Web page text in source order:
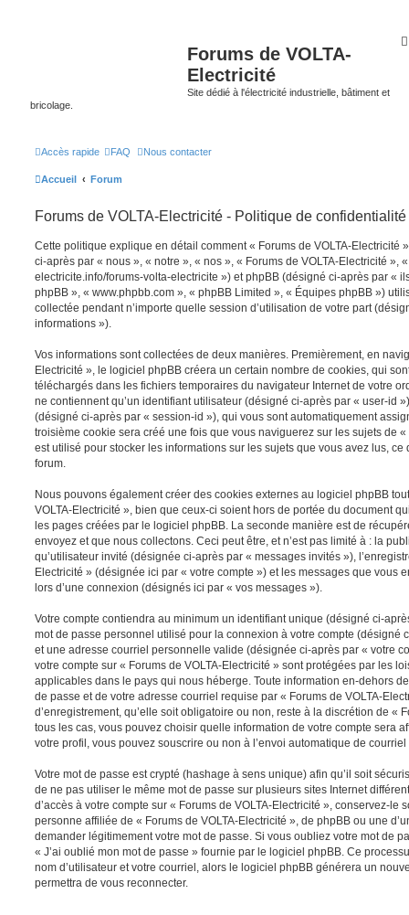
Forums de VOLTA-
Electricité
Site dédié à l'électricité industrielle, bâtiment et
bricolage.
Accès rapide FAQ Nous contacter
Accueil Forum
Forums de VOLTA-Electricité - Politique de confidentialité
Cette politique explique en détail comment « Forums de VOLTA-Electricité
ci-après par « nous », « notre », « nos », « Forums de VOLTA-Electricité »,
electricite.info/forums-volta-electricite ») et phpBB (désigné ci-après par «
phpBB », « www.phpbb.com », « phpBB Limited », « Équipes phpBB »)
collectée pendant n’importe quelle session d’utilisation de votre part
informations »).
Vos informations sont collectées de deux manières. Premièrement, en
Electricité », le logiciel phpBB créera un certain nombre de cookies, qui
téléchargés dans les fichiers temporaires du navigateur Internet de votre
ne contiennent qu’un identifiant utilisateur (désigné ci-après par « user-id
(désigné ci-après par « session-id »), qui vous sont automatiquement
troisième cookie sera créé une fois que vous naviguerez sur les sujets de «
est utilisé pour stocker les informations sur les sujets que vous avez lus,
forum.
Nous pouvons également créer des cookies externes au logiciel phpBB
VOLTA-Electricité », bien que ceux-ci soient hors de portée du document
les pages créées par le logiciel phpBB. La seconde manière est de
envoyez et que nous collectons. Ceci peut être, et n’est pas limité à : la
qu’utilisateur invité (désignée ci-après par « messages invités »),
Electricité » (désignée ici par « votre compte ») et les messages que vous
lors d’une connexion (désignés ici par « vos messages »).
Votre compte contiendra au minimum un identifiant unique (désigné ci-
mot de passe personnel utilisé pour la connexion à votre compte (désigné
et une adresse courriel personnelle valide (désignée ci-après par « votre
votre compte sur « Forums de VOLTA-Electricité » sont protégées par les
applicables dans le pays qui nous héberge. Toute information en-dehors
de passe et de votre adresse courriel requise par « Forums de VOLTA-
d’enregistrement, qu’elle soit obligatoire ou non, reste à la discrétion de «
tous les cas, vous pouvez choisir quelle information de votre compte sera
votre profil, vous pouvez souscrire ou non à l’envoi automatique de
Votre mot de passe est crypté (hashage à sens unique) afin qu’il soit
de ne pas utiliser le même mot de passe sur plusieurs sites Internet
d’accès à votre compte sur « Forums de VOLTA-Electricité », conservez-le
personne affiliée de « Forums de VOLTA-Electricité », de phpBB ou une
demander légitimement votre mot de passe. Si vous oubliez votre mot de
« J’ai oublié mon mot de passe » fournie par le logiciel phpBB. Ce
nom d’utilisateur et votre courriel, alors le logiciel phpBB générera un
permettra de vous reconnecter.